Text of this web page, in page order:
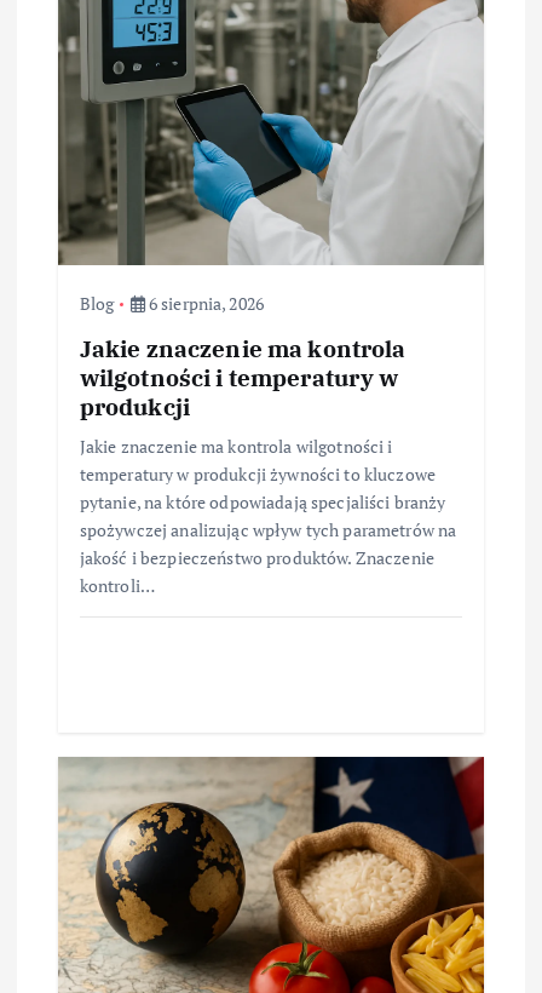
Blog 6 sierpnia, 2026
Jakie znaczenie ma kontrola
wilgotności i temperatury w
produkcji
Jakie znaczenie ma kontrola wilgotności i
temperatury w produkcji żywności to kluczowe
pytanie, na które odpowiadają specjaliści branży
spożywczej analizując wpływ tych parametrów na
jakość i bezpieczeństwo produktów. Znaczenie
kontroli…